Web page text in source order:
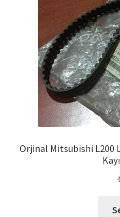
Orjinal Mitsubishi L200